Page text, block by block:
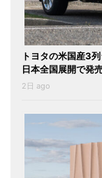
トヨタの米国産3
日本全国展開で発
2日 ago